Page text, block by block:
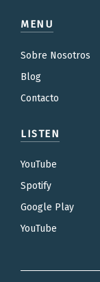
MENU
Sobre Nosotros
Blog
Contacto
LISTEN
YouTube
Spotify
Google Play
YouTube